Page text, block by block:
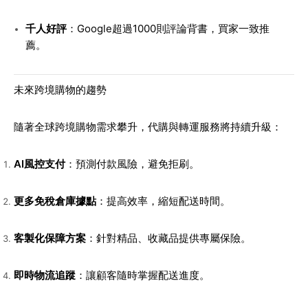
千人好評：Google超過1000則評論背書，買家一致推
薦。
未來跨境購物的趨勢
隨著全球跨境購物需求攀升，代購與轉運服務將持續升級：
AI風控支付：預測付款風險，避免拒刷。
更多免稅倉庫據點 ：提高效率，縮短配送時間。
客製化保障方案 ：針對精品、收藏品提供專屬保險。
即時物流追蹤 ：讓顧客隨時掌握配送進度。